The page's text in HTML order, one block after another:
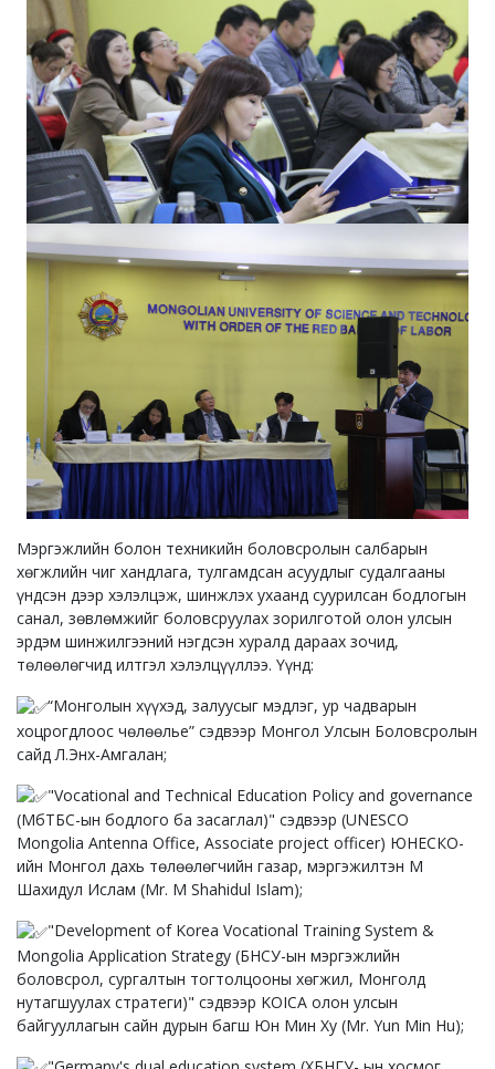
Мэргэжлийн болон техникийн боловсролын салбарын
хөгжлийн чиг хандлага, тулгамдсан асуудлыг судалгааны
үндсэн дээр хэлэлцэж, шинжлэх ухаанд суурилсан бодлогын
санал, зөвлөмжийг боловсруулах зорилготой олон улсын
эрдэм шинжилгээний нэгдсэн хуралд дараах зочид,
төлөөлөгчид илтгэл хэлэлцүүллээ. Үүнд:
“Монголын хүүхэд, залуусыг мэдлэг, ур чадварын
хоцрогдлоос чөлөөлье” сэдвээр Монгол Улсын Боловсролын
сайд Л.Энх-Амгалан;
"Vocational and Technical Education Policy and governance
(МбТБС-ын бодлого ба засаглал)" сэдвээр (UNESCO
Mongolia Antenna Office, Associate project officer) ЮНЕСКО-
ийн Монгол дахь төлөөлөгчийн газар, мэргэжилтэн М
Шахидул Ислам (Mr. M Shahidul Islam);
"Development of Korea Vocational Training System &
Mongolia Application Strategy (БНСУ-ын мэргэжлийн
боловсрол, сургалтын тогтолцооны хөгжил, Монголд
нутагшуулах стратеги)" сэдвээр KOICA олон улсын
байгууллагын сайн дурын багш Юн Мин Ху (Mr. Yun Min Hu);